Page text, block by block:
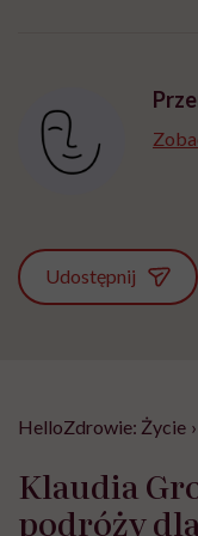
Udostępnij
HelloZdrowie: Życie ›
Klaudia
podróży